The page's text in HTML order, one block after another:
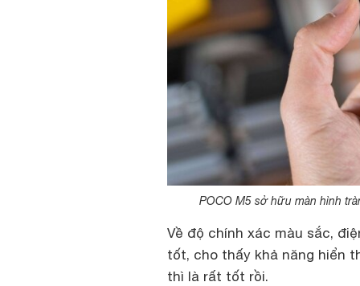
POCO M5 sở hữu màn hình
Về độ chính xác màu sắc,
tốt, cho thấy khả năng hiển
thì là rất tốt rồi.